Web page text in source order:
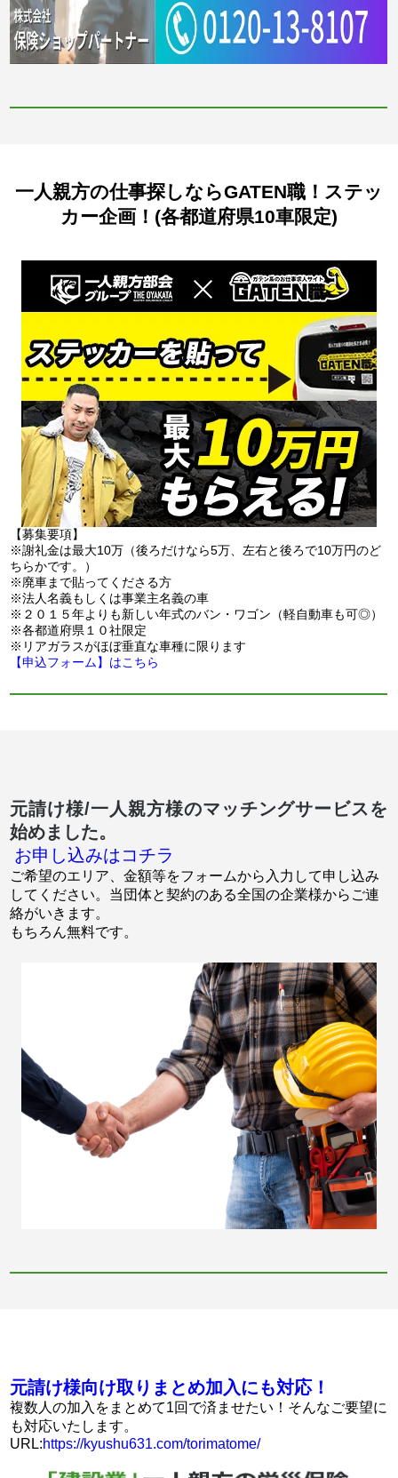
一人親方の仕事探しならGATEN職！ステッ
カー企画！(各都道府県10車限定)
【募集要項】
※謝礼金は最大10万（後ろだけなら5万、左右と後ろで10万円のど
ちらかです。）
※廃車まで貼ってくださる方
※法人名義もしくは事業主名義の車
※２０１５年よりも新しい年式のバン・ワゴン（軽自動車も可◎）
※各都道府県１０社限定
※リアガラスがほぼ垂直な車種に限ります
【申込フォーム】はこちら
元請け様/一人親方様のマッチングサービスを
始めました。
お申し込みはコチラ
ご希望のエリア、金額等をフォームから入力して申し込み
してください。当団体と契約のある全国の企業様からご連
絡がいきます。
もちろん無料です。
元請け様向け取りまとめ加入にも対応！
複数人の加入をまとめて1回で済ませたい！そんなご要望に
も対応いたします。
URL:https://kyushu631.com/torimatome/